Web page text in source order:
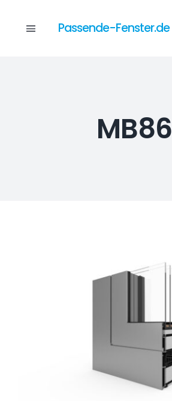
Toggle
Dienstleistungen
Passende-Fenster.de
MB86